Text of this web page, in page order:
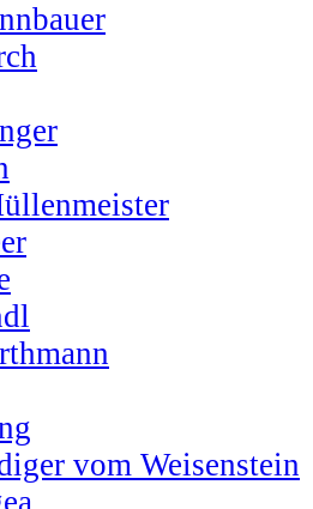
vom Weisenstein